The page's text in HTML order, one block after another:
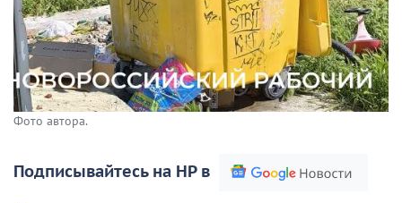
Фото автора.
Подписывайтесь на НР в